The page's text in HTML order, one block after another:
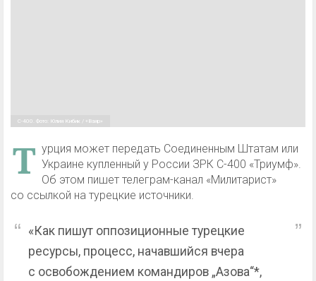
С-400. Фото: Юлия Кибик / «Ваяр»
Т урция может передать Соединенным Штатам или
Украине купленный у России ЗРК С-400 «Триумф».
Об этом пишет телеграм-канал «Милитарист»
со ссылкой на турецкие источники.
«Как пишут оппозиционные турецкие
ресурсы, процесс, начавшийся вчера
с освобождением командиров „Азова“*,